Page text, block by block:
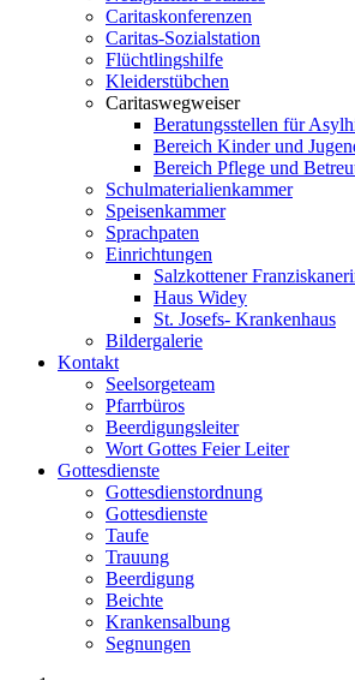
Caritaskonferenzen
Caritas-Sozialstation
Flüchtlingshilfe
Kleiderstübchen
Caritaswegweiser
Beratungsstellen für
Bereich Kinder und
Bereich Pflege und
Schulmaterialienkammer
Speisenkammer
Sprachpaten
Einrichtungen
Salzkottener
Haus Widey
St. Josefs- Krankenhaus
Bildergalerie
Kontakt
Seelsorgeteam
Pfarrbüros
Beerdigungsleiter
Wort Gottes Feier Leiter
Gottesdienste
Gottesdienstordnung
Gottesdienste
Taufe
Trauung
Beerdigung
Beichte
Krankensalbung
Segnungen